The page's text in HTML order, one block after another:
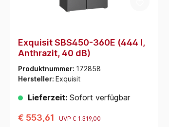
Exquisit SBS450-360E (444 l,
Anthrazit, 40 dB)
Produktnummer: 172858
Hersteller: Exquisit
Lieferzeit: Sofort verfügbar
€ 553,61 UVP € 1.319,00